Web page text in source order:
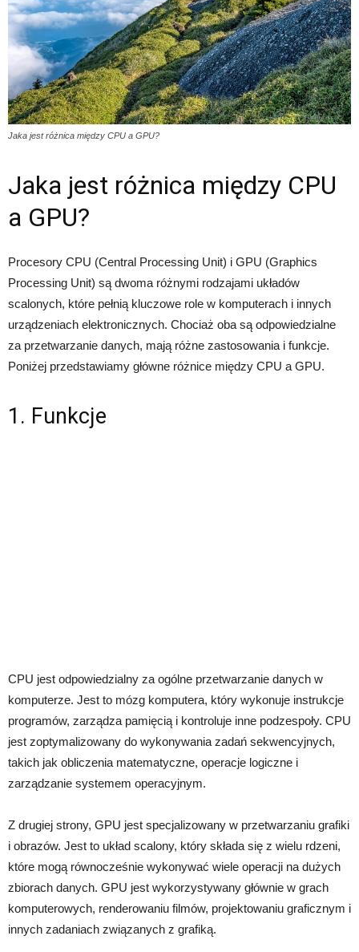
Jaka jest różnica między CPU a GPU?
Jaka jest różnica między CPU
a GPU?
Procesory CPU (Central Processing Unit) i GPU (Graphics
Processing Unit) są dwoma różnymi rodzajami układów
scalonych, które pełnią kluczowe role w komputerach i innych
urządzeniach elektronicznych. Chociaż oba są odpowiedzialne
za przetwarzanie danych, mają różne zastosowania i funkcje.
Poniżej przedstawiamy główne różnice między CPU a GPU.
1. Funkcje
CPU jest odpowiedzialny za ogólne przetwarzanie danych w
komputerze. Jest to mózg komputera, który wykonuje instrukcje
programów, zarządza pamięcią i kontroluje inne podzespoły. CPU
jest zoptymalizowany do wykonywania zadań sekwencyjnych,
takich jak obliczenia matematyczne, operacje logiczne i
zarządzanie systemem operacyjnym.
Z drugiej strony, GPU jest specjalizowany w przetwarzaniu grafiki
i obrazów. Jest to układ scalony, który składa się z wielu rdzeni,
które mogą równocześnie wykonywać wiele operacji na dużych
zbiorach danych. GPU jest wykorzystywany głównie w grach
komputerowych, renderowaniu filmów, projektowaniu graficznym i
innych zadaniach związanych z grafiką.